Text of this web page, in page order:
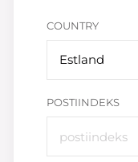
COUNTRY
Estland
POSTIINDEKS